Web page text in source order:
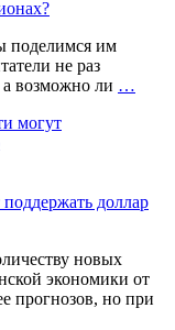
поделимся им
не раз
а возможно ли …
доллар
новых
экономики от
прогнозов, но при